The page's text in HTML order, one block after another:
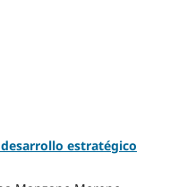
estratégico